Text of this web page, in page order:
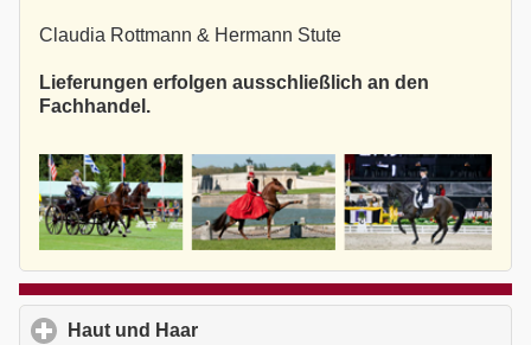
Claudia Rottmann & Hermann Stute
Lieferungen erfolgen ausschließlich an den
Fachhandel.
Haut und Haar